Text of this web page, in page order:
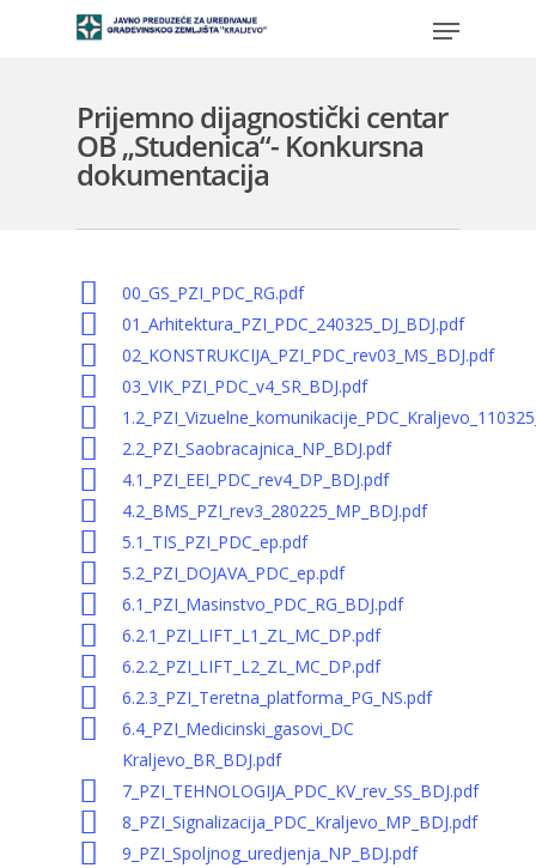
Prijemno dijagnostički centar
OB „Studenica“- Konkursna
dokumentacija
00_GS_PZI_PDC_RG.pdf
01_Arhitektura_PZI_PDC_240325_DJ_BDJ.pdf
02_KONSTRUKCIJA_PZI_PDC_rev03_MS_BDJ.pdf
03_VIK_PZI_PDC_v4_SR_BDJ.pdf
2.2_PZI_Saobracajnica_NP_BDJ.pdf
4.1_PZI_EEI_PDC_rev4_DP_BDJ.pdf
4.2_BMS_PZI_rev3_280225_MP_BDJ.pdf
5.1_TIS_PZI_PDC_ep.pdf
5.2_PZI_DOJAVA_PDC_ep.pdf
6.1_PZI_Masinstvo_PDC_RG_BDJ.pdf
6.2.1_PZI_LIFT_L1_ZL_MC_DP.pdf
6.2.2_PZI_LIFT_L2_ZL_MC_DP.pdf
6.2.3_PZI_Teretna_platforma_PG_NS.pdf
6.4_PZI_Medicinski_gasovi_DC
Kraljevo_BR_BDJ.pdf
7_PZI_TEHNOLOGIJA_PDC_KV_rev_SS_BDJ.pdf
8_PZI_Signalizacija_PDC_Kraljevo_MP_BDJ.pdf
9_PZI_Spoljnog_uredjenja_NP_BDJ.pdf
Početna
O nama
Delatnost preduzeća
Organizaciona
poslove
Služba za pravne i
Sektor za